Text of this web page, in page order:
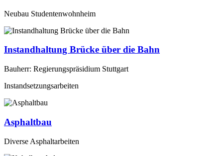
Neubau Studentenwohnheim
Instandhaltung Brücke über die Bahn
Bauherr: Regierungspräsidium Stuttgart
Instandsetzungsarbeiten
Asphaltbau
Diverse Asphaltarbeiten